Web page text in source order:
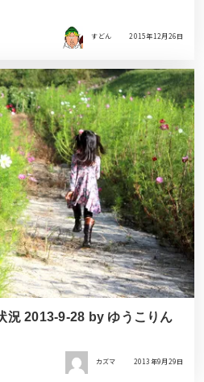
すどん 2015年12月26日
況 2013-9-28 by ゆうこりん
カズマ 2013年9月29日